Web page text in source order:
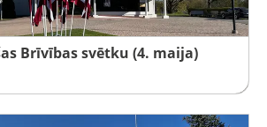
Brīvības svētku (4. maija)